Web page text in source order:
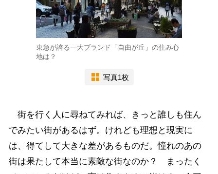
東急が誇る一大ブランド「自由が丘」の住み心
地は？
写真1枚
街を行く人に尋ねてみれば、きっと誰しも住ん
でみたい街があるはず。けれども理想と現実に
は、得てして大きな差があるものだ。憧れのあの
街は果たして本当に素敵な街なのか？ まったく